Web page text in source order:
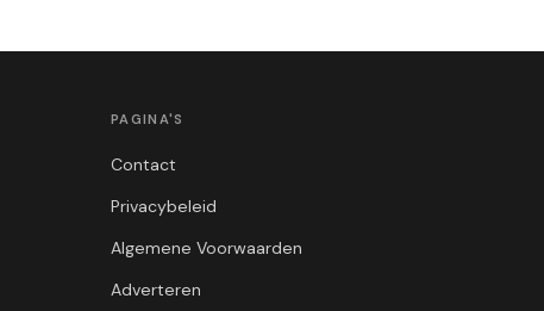
PAGINA'S
Contact
Privacybeleid
Algemene Voorwaarden
Adverteren